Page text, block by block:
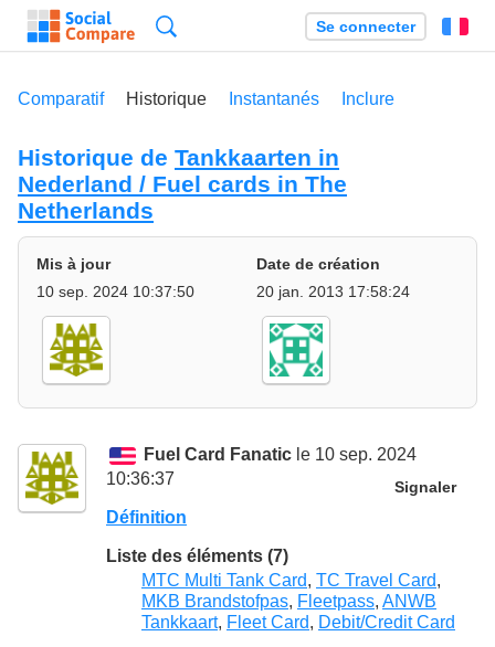
Se connecter
Comparatif Historique Instantanés Inclure
Historique de Tankkaarten in
Nederland / Fuel cards in The
Netherlands
Mis à jour
10 sep. 2024 10:37:50
Date de création
20 jan. 2013 17:58:24
Fuel Card Fanatic le 10 sep. 2024
10:36:37
Signaler
Définition
Liste des éléments (7)
MTC Multi Tank Card, TC Travel Card,
MKB Brandstofpas, Fleetpass, ANWB
Tankkaart, Fleet Card, Debit/Credit Card